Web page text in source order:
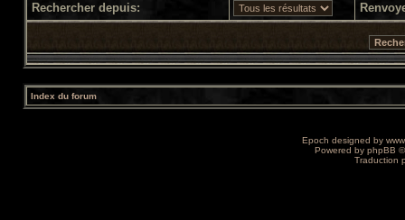
Rechercher depuis:
Index du forum
Epoch designed by
Powered by phpBB
Traduction